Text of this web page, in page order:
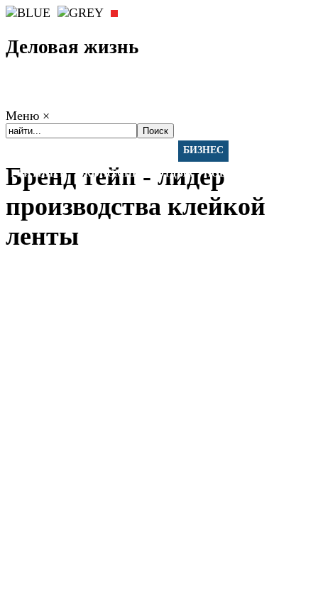
Деловая жизнь
Меню ×
БИЗНЕС
РЕЙТИНГИ ЭКОНОМИКА ОТДЫХ НОВОСТИ
Бренд тейп - лидер
производства клейкой
ленты